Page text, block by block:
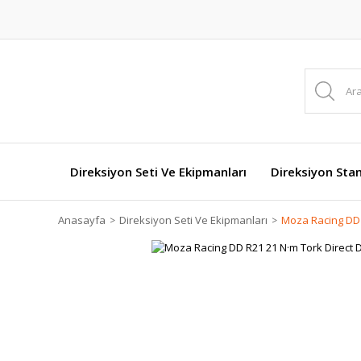
Direksiyon Seti Ve Ekipmanları Direksiyon
Anasayfa Direksiyon Seti Ve Ekipmanları Moza Racing